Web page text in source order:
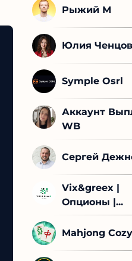
Рыжий М
Юлия
Symple Osrl
Аккаунт
WB
Сергей
Vix&greex |
Опционы |...
Mahjong Cozy